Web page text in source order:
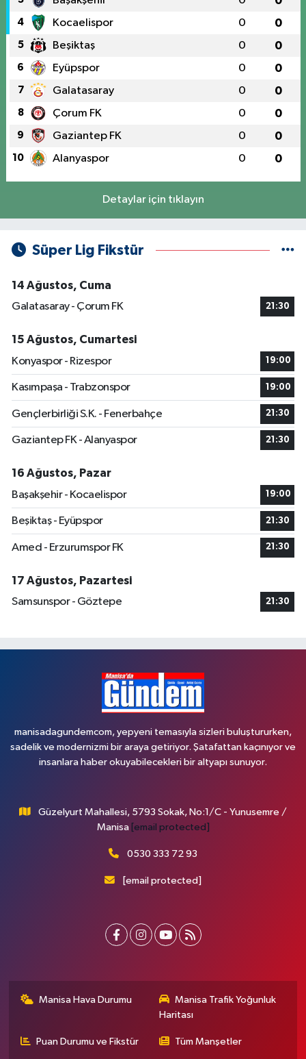
4 Kocaelispor 0 0
5 Beşiktaş 0 0
6 Eyüpspor 0 0
7 Galatasaray 0 0
8 Çorum FK 0 0
9 Gaziantep FK 0 0
10 Alanyaspor 0 0
Detaylar için tıklayın
Süper Lig Fikstür
14 Ağustos, Cuma
Galatasaray - Çorum FK
21:30
15 Ağustos, Cumartesi
Konyaspor - Rizespor
19:00
Kasımpaşa - Trabzonspor 19:00
Gençlerbirliği S.K. - Fenerbahçe 21:30
Gaziantep FK - Alanyaspor 21:30
16 Ağustos, Pazar
Başakşehir - Kocaelispor
19:00
Beşiktaş - Eyüpspor 21:30
Amed - Erzurumspor FK 21:30
17 Ağustos, Pazartesi
Samsunspor - Göztepe
21:30
manisadagundemcom, yepyeni temasıyla sizleri buluştururken,
sadelik ve modernizmi bir araya getiriyor. Şatafattan kaçınıyor ve
insanlara haber okuyabilecekleri bir altyapı sunuyor.
Güzelyurt Mahallesi, 5793 Sokak, No:1/C - Yunusemre /
Manisa [email protected]
0530 333 72 93
[email protected]
Manisa Hava Durumu
Manisa Trafik Yoğunluk
Haritası
Puan Durumu ve Fikstür Tüm Manşetler